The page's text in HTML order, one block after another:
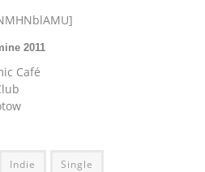
2011
Café
Indie Single